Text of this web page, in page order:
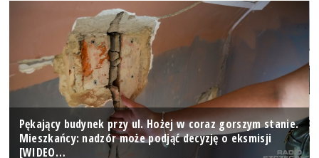
Pękający budynek przy ul. Hożej w coraz gorszym stanie.
Mieszkańcy: nadzór może podjąć decyzję o eksmisji
[WIDEO…